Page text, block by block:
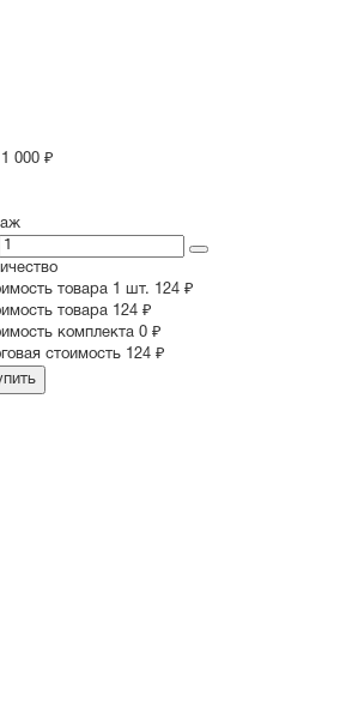
000 ₽
товара 1 шт. 124 ₽
товара 124 ₽
комплекта 0 ₽
стоимость 124 ₽